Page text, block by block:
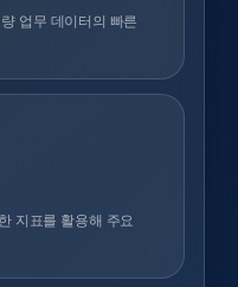
업무 데이터의 빠른
지표를 활용해 주요